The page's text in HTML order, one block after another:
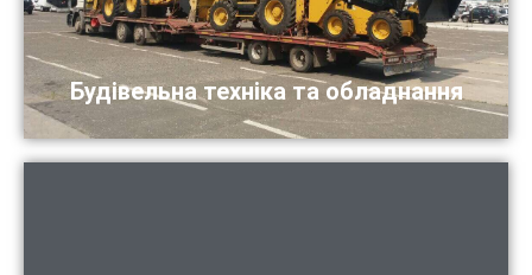
Будівельна техніка та обладнання